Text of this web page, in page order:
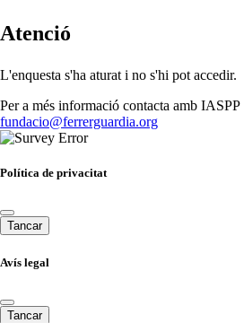
Atenció
L'enquesta s'ha aturat i no s'hi pot accedir.
Per a més informació contacta amb IASPP
fundacio@ferrerguardia.org
Política de privacitat
Tancar
Avís legal
Tancar